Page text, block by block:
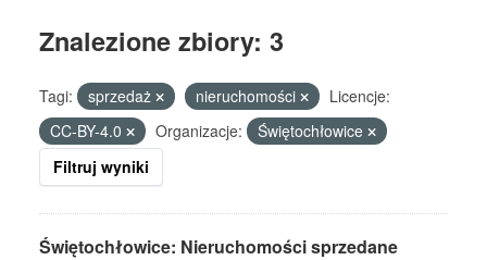
Znalezione zbiory: 3
Tagi: sprzedaż nieruchomości
Licencje:
CC-BY-4.0
Organizacje:
Świętochłowice
Filtruj wyniki
Świętochłowice: Nieruchomości sprzedane